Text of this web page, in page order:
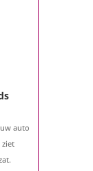
auto
ziet